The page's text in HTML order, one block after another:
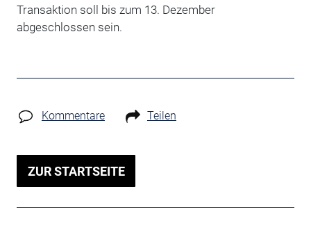
Transaktion soll bis zum 13. Dezember
abgeschlossen sein.
Kommentare Teilen
ZUR STARTSEITE